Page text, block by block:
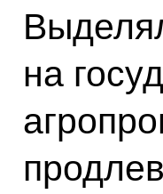
на